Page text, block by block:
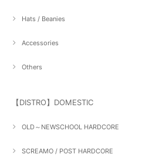
Hats / Beanies
Accessories
Others
【DISTRO】DOMESTIC
OLD～NEWSCHOOL HARDCORE
SCREAMO / POST HARDCORE